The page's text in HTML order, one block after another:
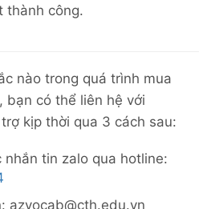
thành công.
nào trong quá trình mua
, bạn có thể liên hệ với
kịp thời qua 3 cách sau:
nhắn tin zalo qua hotline:
azvocab@cth.edu.vn